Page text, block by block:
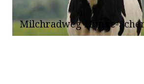
Milchradweg Hünxe-